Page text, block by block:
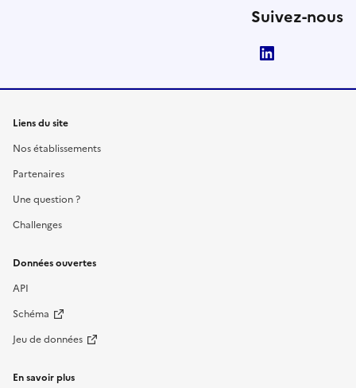
Suivez-nous
Liens du site
Nos établissements
Partenaires
Une question ?
Challenges
Données ouvertes
API
Schéma
Jeu de données
En savoir plus